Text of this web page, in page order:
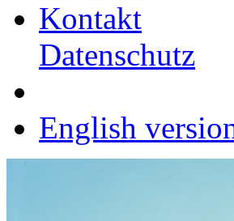
Kontakt
Datenschutz
English